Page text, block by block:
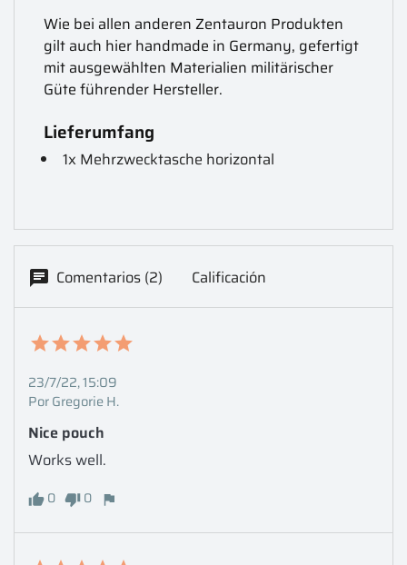
Wie bei allen anderen Zentauron Produkten
gilt auch hier handmade in Germany, gefertigt
mit ausgewählten Materialien militärischer
Güte führender Hersteller.
Lieferumfang
1x Mehrzwecktasche horizontal
Comentarios (2) Calificación
23/7/22, 15:09
Por Gregorie H.
Nice pouch
Works well.
0 0